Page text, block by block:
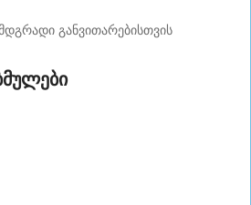
განვითარებისთვის